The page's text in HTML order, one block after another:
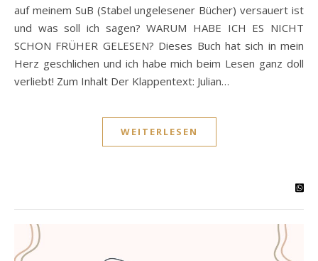
auf meinem SuB (Stabel ungelesener Bücher) versauert ist
und was soll ich sagen? WARUM HABE ICH ES NICHT
SCHON FRÜHER GELESEN? Dieses Buch hat sich in mein
Herz geschlichen und ich habe mich beim Lesen ganz doll
verliebt! Zum Inhalt Der Klappentext: Julian…
WEITERLESEN